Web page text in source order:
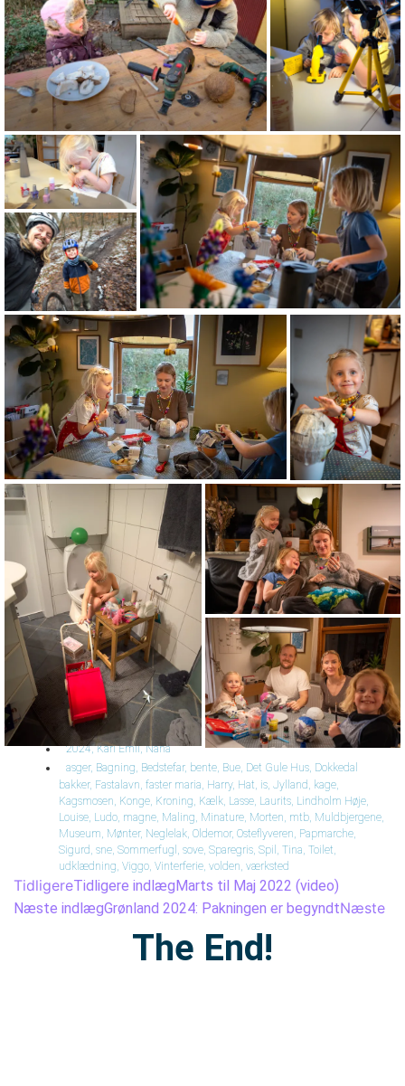
2024,Karl Emil,Nana
asger, Bagning, Bedstefar, bente, Bue, Det Gule Hus, Dokkedal
bakker, Fastalavn, faster maria, Harry, Hat, is, Jylland, kage,
Kagsmosen, Konge, Kroning, Kælk, Lasse, Laurits, Lindholm Høje,
Louise, Ludo, magne, Maling, Minature, Morten, mtb, Muldbjergene,
Museum, Mønter, Neglelak, Oldemor, Osteflyveren, Papmarche,
Sigurd, sne, Sommerfugl , sove, Sparegris, Spil , Tina, Toilet,
udklædning, Viggo, Vinterferie, volden, værksted
TidligereTidligere indlægMarts til Maj 2022 (video)
Næste indlægGrønland 2024: Pakningen er begyndtNæste
The End!